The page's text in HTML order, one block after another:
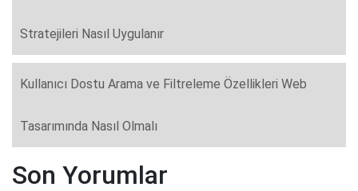
Stratejileri Nasıl Uygulanır
Kullanıcı Dostu Arama ve Filtreleme Özellikleri Web
Tasarımında Nasıl Olmalı
Son Yorumlar